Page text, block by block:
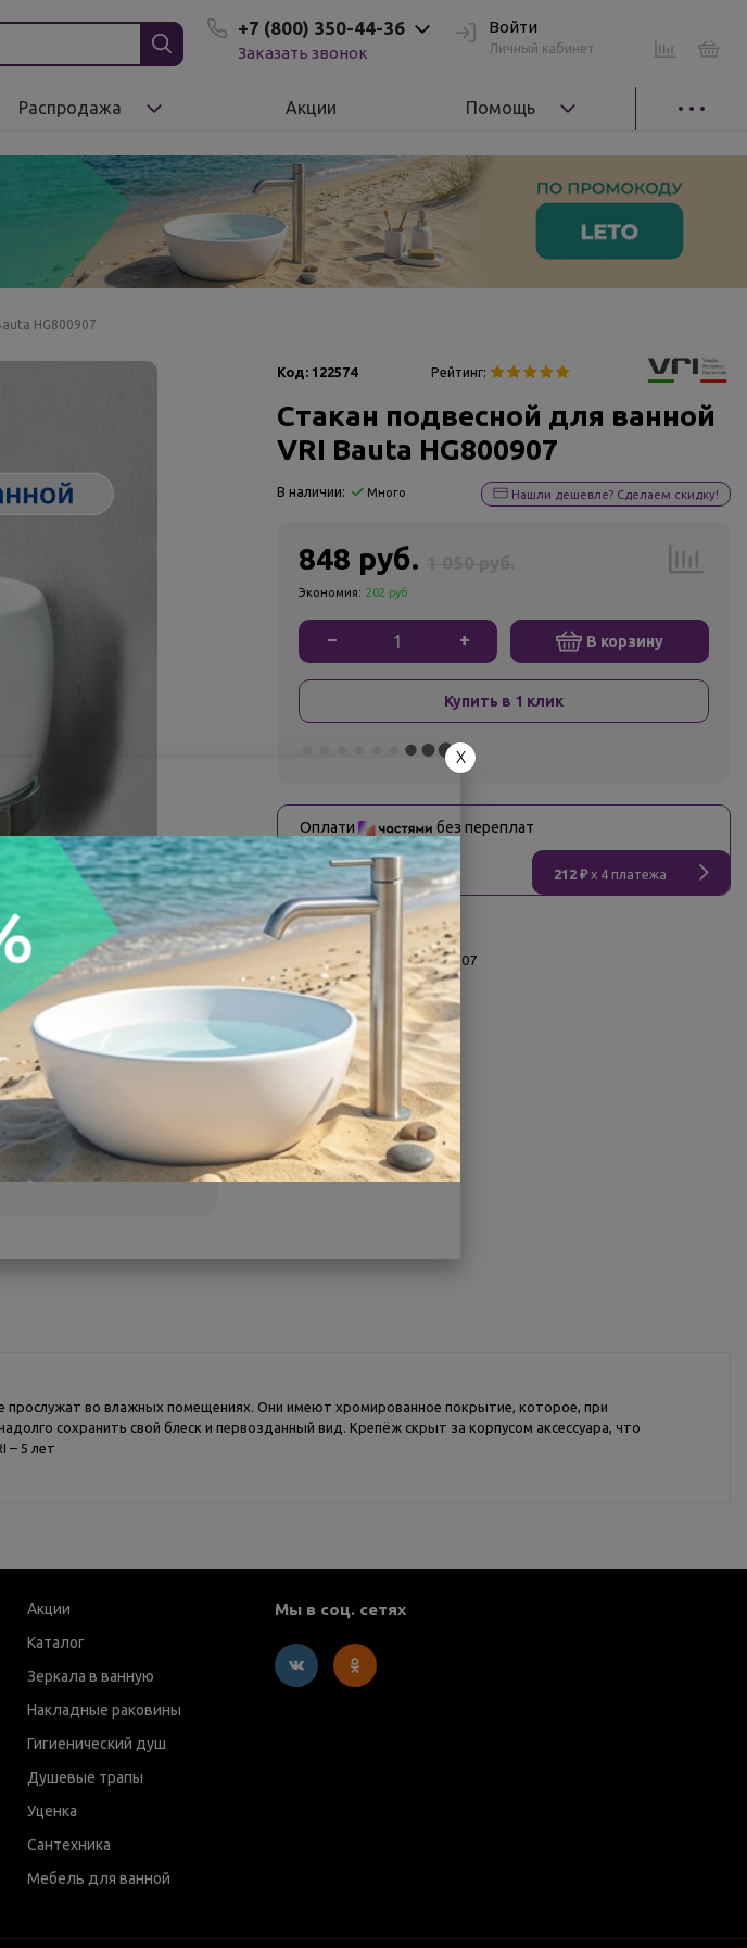
+7 (800) 350-44-36
Заказать звонок
Войти
Личный кабинет
Распродажа Акции Помощь
HG800907
Всегда низкие цены
Код: 122574 Рейтинг:
Стакан подвесной для ванной
VRI Bauta HG800907
В наличии: Много Нашли дешевле? Сделаем скидку!
848 руб.
Экономия: 202 руб.
− + В корзину
Купить в 1 клик
Оплати без переплат
212 ₽x 4 платежа
О товаре
Заводской артикул: HG800907
Производитель:
VRI
Гарантия: 5 лет
Страна:
Италия
Другие характеристики
Поделиться
прослужат во влажных помещениях. Они имеют хромированное покрытие, которое, при
сохранить свой блеск и первозданный вид. Крепёж скрыт за корпусом аксессуара, что
– 5 лет
Акции
Каталог
Зеркала в ванную
Накладные раковины
Гигиенический душ
Душевые трапы
Уценка
Сантехника
Мебель для ванной
Мы в соц. сетях
X